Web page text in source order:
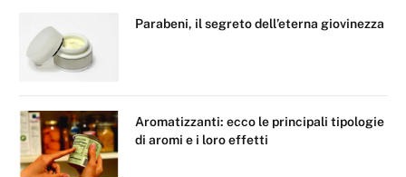
Parabeni, il segreto dell’eterna giovinezza
Aromatizzanti: ecco le principali tipologie
di aromi e i loro effetti